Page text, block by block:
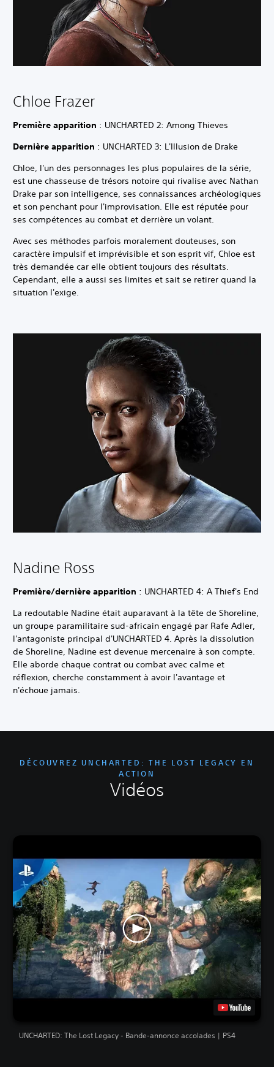
Chloe Frazer
Première apparition : UNCHARTED 2: Among Thieves
Dernière apparition : UNCHARTED 3: L'Illusion de Drake
Chloe, l'un des personnages les plus populaires de la série,
est une chasseuse de trésors notoire qui rivalise avec Nathan
Drake par son intelligence, ses connaissances archéologiques
et son penchant pour l'improvisation. Elle est réputée pour
ses compétences au combat et derrière un volant.
Avec ses méthodes parfois moralement douteuses, son
caractère impulsif et imprévisible et son esprit vif, Chloe est
très demandée car elle obtient toujours des résultats.
Cependant, elle a aussi ses limites et sait se retirer quand la
situation l'exige.
Nadine Ross
Première/dernière apparition : UNCHARTED 4: A Thief's End
La redoutable Nadine était auparavant à la tête de Shoreline,
un groupe paramilitaire sud-africain engagé par Rafe Adler,
l'antagoniste principal d'UNCHARTED 4. Après la dissolution
de Shoreline, Nadine est devenue mercenaire à son compte.
Elle aborde chaque contrat ou combat avec calme et
réflexion, cherche constamment à avoir l'avantage et
n'échoue jamais.
DÉCOUVREZ UNCHARTED: THE LOST LEGACY EN
ACTION
Vidéos
UNCHARTED: The Lost Legacy - Bande-annonce accolades | PS4